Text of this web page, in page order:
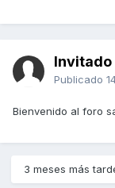
Invitado
Publicado
Bienvenido al foro
3 meses más